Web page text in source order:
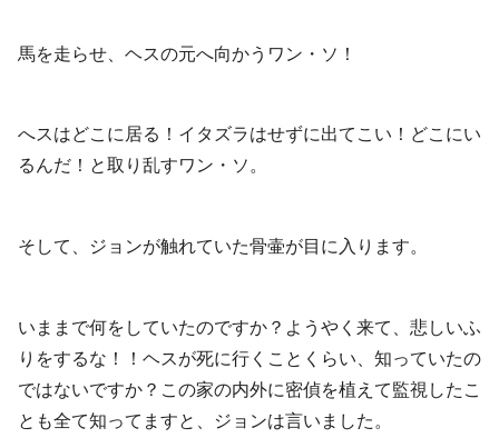
馬を走らせ、ヘスの元へ向かうワン・ソ！
へスはどこに居る！イタズラはせずに出てこい！どこにい
るんだ！と取り乱すワン・ソ。
そして、ジョンが触れていた骨壷が目に入ります。
いままで何をしていたのですか？ようやく来て、悲しいふ
りをするな！！ヘスが死に行くことくらい、知っていたの
ではないですか？この家の内外に密偵を植えて監視したこ
とも全て知ってますと、ジョンは言いました。